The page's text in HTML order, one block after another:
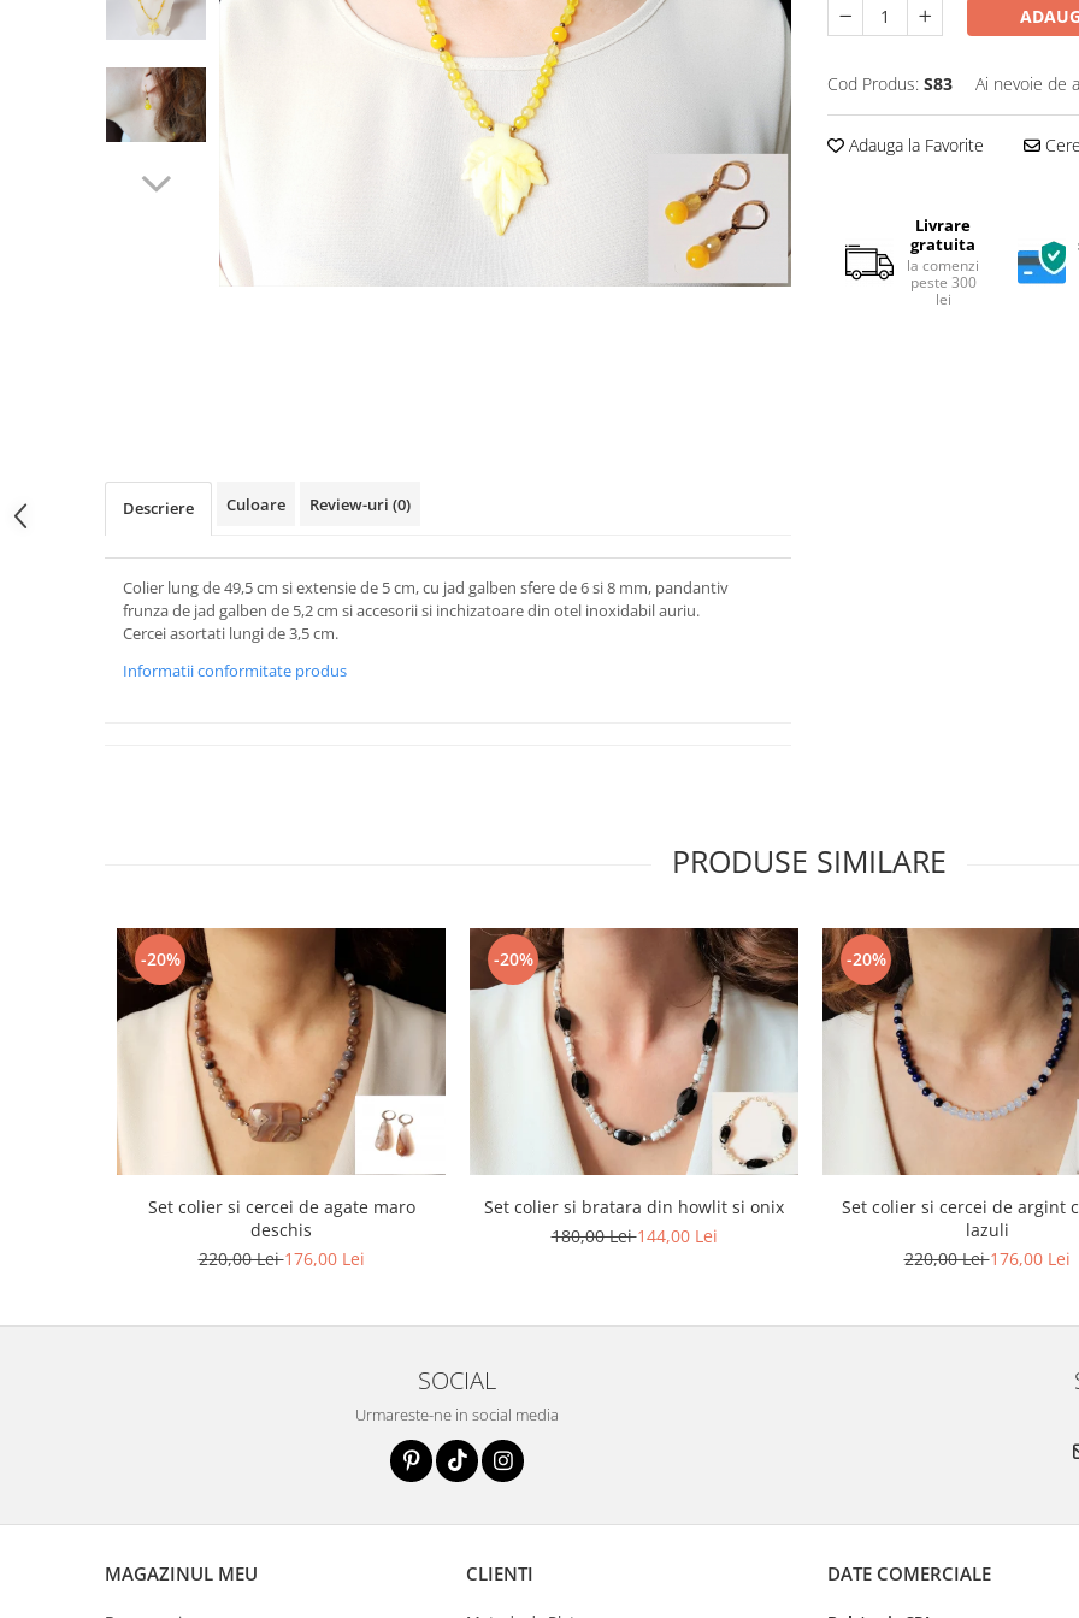
Cod Produs: S83 Ai nevoie de
Adauga la Favorite
Livrare
gratuita
la comenzi
peste 300
lei
Descriere Culoare Review-uri (0)
Colier lung de 49,5 cm si extensie de 5 cm, cu jad galben sfere de 6 si 8 mm, pandantiv
frunza de jad galben de 5,2 cm si accesorii si inchizatoare din otel inoxidabil auriu.
Cercei asortati lungi de 3,5 cm.
Informatii conformitate produs
PRODUSE SIMILARE
-20%
Set colier si cercei de agate maro
deschis
220,00 Lei176,00 Lei
-20%
Set colier si bratara din howlit si onix
180,00 Lei144,00 Lei
-20%
Set colier si cercei de argint
lazuli
220,00 Lei176,00 Lei
SOCIAL
Urmareste-ne in social media
MAGAZINUL MEU CLIENTI DATE COMERCIALE